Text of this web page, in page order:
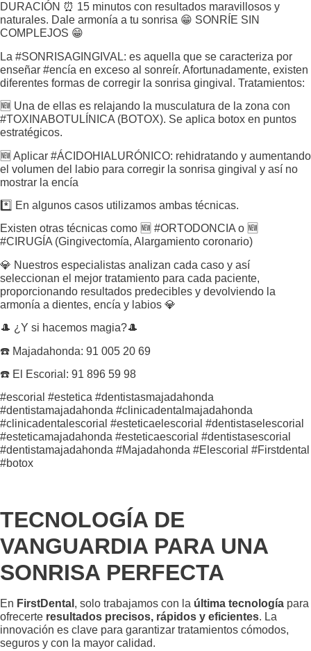
DURACIÓN ⏰ 15 minutos con resultados maravillosos y
naturales. Dale armonía a tu sonrisa 😁 SONRÍE SIN
COMPLEJOS 😁
La #SONRISAGINGIVAL: es aquella que se caracteriza por
enseñar #encía en exceso al sonreír. Afortunadamente, existen
diferentes formas de corregir la sonrisa gingival. Tratamientos:
🆕 Una de ellas es relajando la musculatura de la zona con
#TOXINABOTULÍNICA (BOTOX). Se aplica botox en puntos
estratégicos.
🆕 Aplicar #ÁCIDOHIALURÓNICO: rehidratando y aumentando
el volumen del labio para corregir la sonrisa gingival y así no
mostrar la encía
*️⃣ En algunos casos utilizamos ambas técnicas.
Existen otras técnicas como 🆕 #ORTODONCIA o 🆕
#CIRUGÍA (Gingivectomía, Alargamiento coronario)
💎 Nuestros especialistas analizan cada caso y así
seleccionan el mejor tratamiento para cada paciente,
proporcionando resultados predecibles y devolviendo la
armonía a dientes, encía y labios 💎
🎩 ¿Y si hacemos magia?🎩
☎️ Majadahonda: 91 005 20 69
☎️ El Escorial: 91 896 59 98
#escorial #estetica #dentistasmajadahonda
#dentistamajadahonda #clinicadentalmajadahonda
#clinicadentalescorial #esteticaelescorial #dentistaselescorial
#esteticamajadahonda #esteticaescorial #dentistasescorial
#dentistamajadahonda #Majadahonda #Elescorial #Firstdental
#botox
TECNOLOGÍA DE
VANGUARDIA PARA UNA
SONRISA PERFECTA
En FirstDental , solo trabajamos con la última tecnología para
ofrecerte resultados precisos, rápidos y eficientes. La
innovación es clave para garantizar tratamientos cómodos,
seguros y con la mayor calidad.